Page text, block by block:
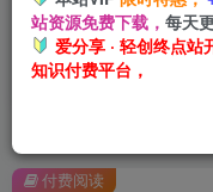
付费阅读
站资源免费下载， 每天
爱分享 · 轻创终点
知识付费平台，